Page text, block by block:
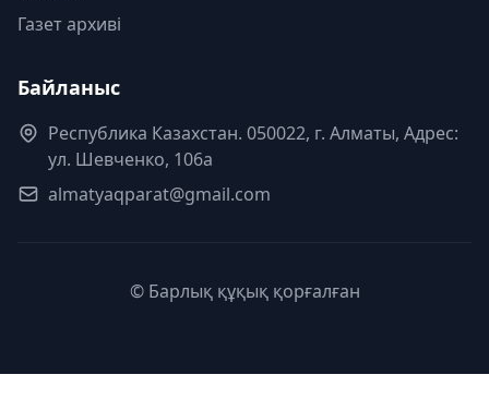
Газет архиві
Байланыс
Республика Казахстан. 050022, г. Алматы, Адрес:
ул. Шевченко, 106а
almatyaqparat@gmail.com
© Барлық құқық қорғалған